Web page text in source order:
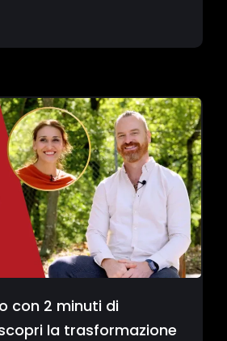
con 2 minuti di
la trasformazione